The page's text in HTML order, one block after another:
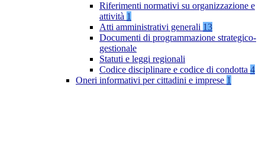
Riferimenti normativi su organizzazione e
attività 1
Atti amministrativi generali 13
Documenti di programmazione strategico-
gestionale
Statuti e leggi regionali
Codice disciplinare e codice di condotta 4
Oneri informativi per cittadini e imprese 1